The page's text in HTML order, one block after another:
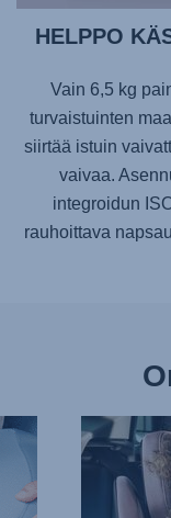
HELPPO
Vain 6,5 kg
turvaistuinten
siirtää istuin
vaivaa.
integroidun
rauhoittava
MUKAVA,
SUOJAAVA
NISKATUKI,